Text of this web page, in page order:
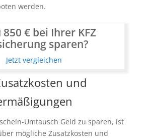
werden.
850 € bei Ihrer KFZ
sparen?
Jetzt vergleichen
und
Umtausch Geld zu sparen, ist
mögliche Zusatzkosten und